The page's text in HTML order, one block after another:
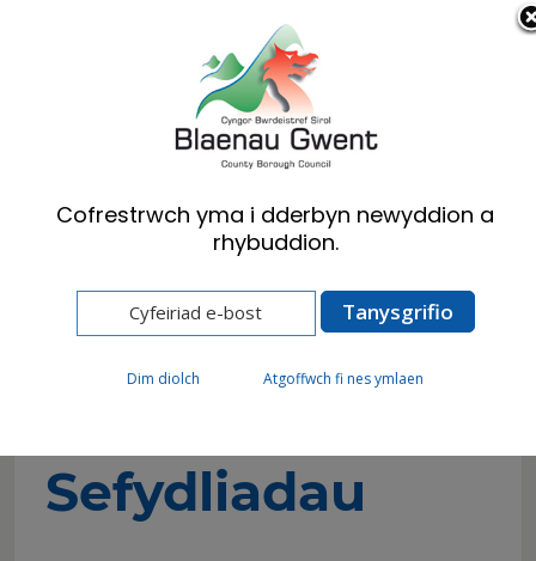
Cymraeg English
Busnes
Hyb Busnes Blaenau Gwent
Grantiau i Sefydliadau
Sefydliadau
Cofrestrwch yma i dderbyn newyddion a
rhybuddion.
Dim diolch Atgoffwch fi nes ymlaen